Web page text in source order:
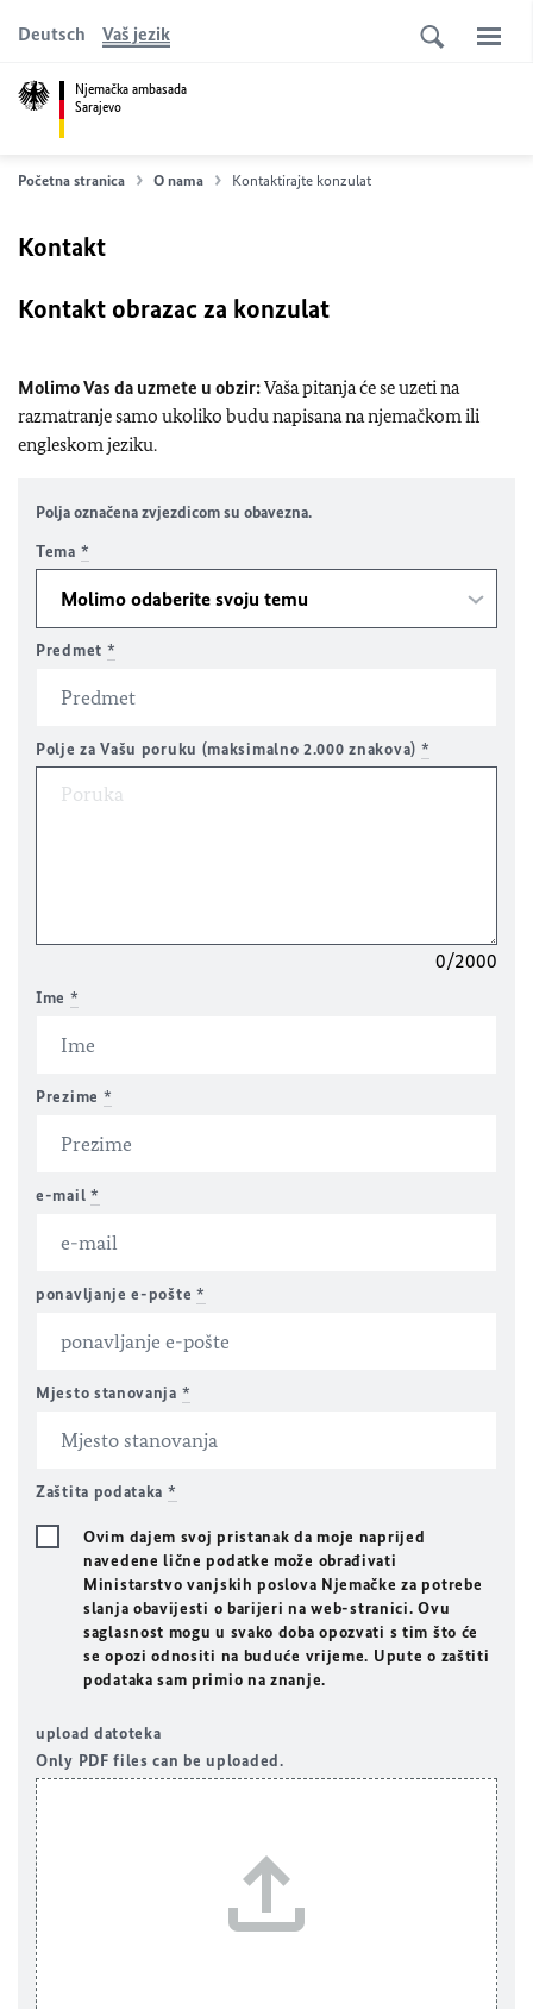
Njemačka ambasada
Sarajevo
Deutsch Vaš jezik
Početna stranica O nama Kontaktirajte konzulat
Kontakt
Kontakt obrazac za konzulat
Molimo Vas da uzmete u obzir:Vaša pitanja će se uzeti na
razmatranje samo ukoliko budu napisana na njemačkom ili
engleskom jeziku.
Polja označena zvjezdicom su obavezna.
Tema *
Predmet *
Polje za Vašu poruku (maksimalno 2.000 znakova) *
0/2000
Ime *
Prezime *
e-mail *
ponavljanje e-pošte *
Mjesto stanovanja *
Zaštita podataka *
Ovim dajem svoj pristanak da moje naprijed
navedene lične podatke može obrađivati
Ministarstvo vanjskih poslova Njemačke za potrebe
slanja obavijesti o barijeri na web-stranici. Ovu
saglasnost mogu u svako doba opozvati s tim što će
se opozi odnositi na buduće vrijeme. Upute o zaštiti
podataka sam primio na znanje.
upload datoteka
Only PDF files can be uploaded.